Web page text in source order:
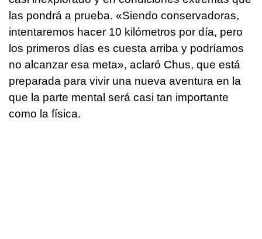
las pondrá a prueba. «Siendo conservadoras,
intentaremos hacer 10 kilómetros por día, pero
los primeros días es cuesta arriba y podríamos
no alcanzar esa meta», aclaró Chus, que está
preparada para vivir una nueva aventura en la
que la parte mental será casi tan importante
como la física.